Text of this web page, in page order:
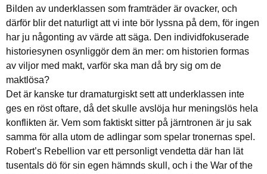
Bilden av underklassen som framträder är ovacker, och
därför blir det naturligt att vi inte bör lyssna på dem, för ingen
har ju någonting av värde att säga. Den individfokuserade
historiesynen osynliggör dem än mer: om historien formas
av viljor med makt, varför ska man då bry sig om de
maktlösa?
Det är kanske tur dramaturgiskt sett att underklassen inte
ges en röst oftare, då det skulle avslöja hur meningslös hela
konflikten är. Vem som faktiskt sitter på järntronen är ju sak
samma för alla utom de adlingar som spelar tronernas spel.
Robert’s Rebellion var ett personligt vendetta där han lät
tusentals dö för sin egen hämnds skull, och i the War of the